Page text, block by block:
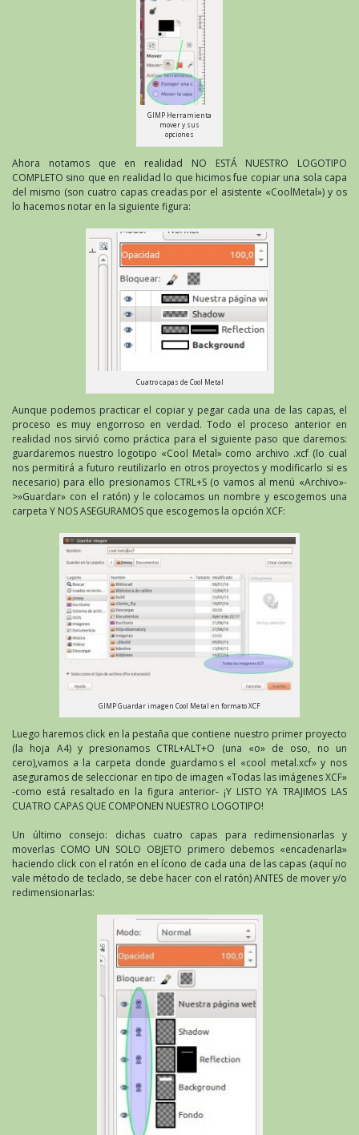
GIMP Herramienta
mover y sus
opciones
Ahora notamos que en realidad NO ESTÁ NUESTRO LOGOTIPO
COMPLETO sino que en realidad lo que hicimos fue copiar una sola capa
del mismo (son cuatro capas creadas por el asistente «CoolMetal») y os
lo hacemos notar en la siguiente figura:
Cuatro capas de Cool Metal
Aunque podemos practicar el copiar y pegar cada una de las capas, el
proceso es muy engorroso en verdad. Todo el proceso anterior en
realidad nos sirvió como práctica para el siguiente paso que daremos:
guardaremos nuestro logotipo «Cool Metal» como archivo .xcf (lo cual
nos permitirá a futuro reutilizarlo en otros proyectos y modificarlo si es
necesario) para ello presionamos CTRL+S (o vamos al menú «Archivo»-
>»Guardar» con el ratón) y le colocamos un nombre y escogemos una
carpeta Y NOS ASEGURAMOS que escogemos la opción XCF:
GIMP Guardar imagen Cool Metal en formato XCF
Luego haremos click en la pestaña que contiene nuestro primer proyecto
(la hoja A4) y presionamos CTRL+ALT+O (una «o» de oso, no un
cero),vamos a la carpeta donde guardamos el «cool metal.xcf» y nos
aseguramos de seleccionar en tipo de imagen «Todas las imágenes XCF»
-como está resaltado en la figura anterior- ¡Y LISTO YA TRAJIMOS LAS
CUATRO CAPAS QUE COMPONEN NUESTRO LOGOTIPO!
Un último consejo: dichas cuatro capas para redimensionarlas y
moverlas COMO UN SOLO OBJETO primero debemos «encadenarla»
haciendo click con el ratón en el ícono de cada una de las capas (aquí no
vale método de teclado, se debe hacer con el ratón) ANTES de mover y/o
redimensionarlas: